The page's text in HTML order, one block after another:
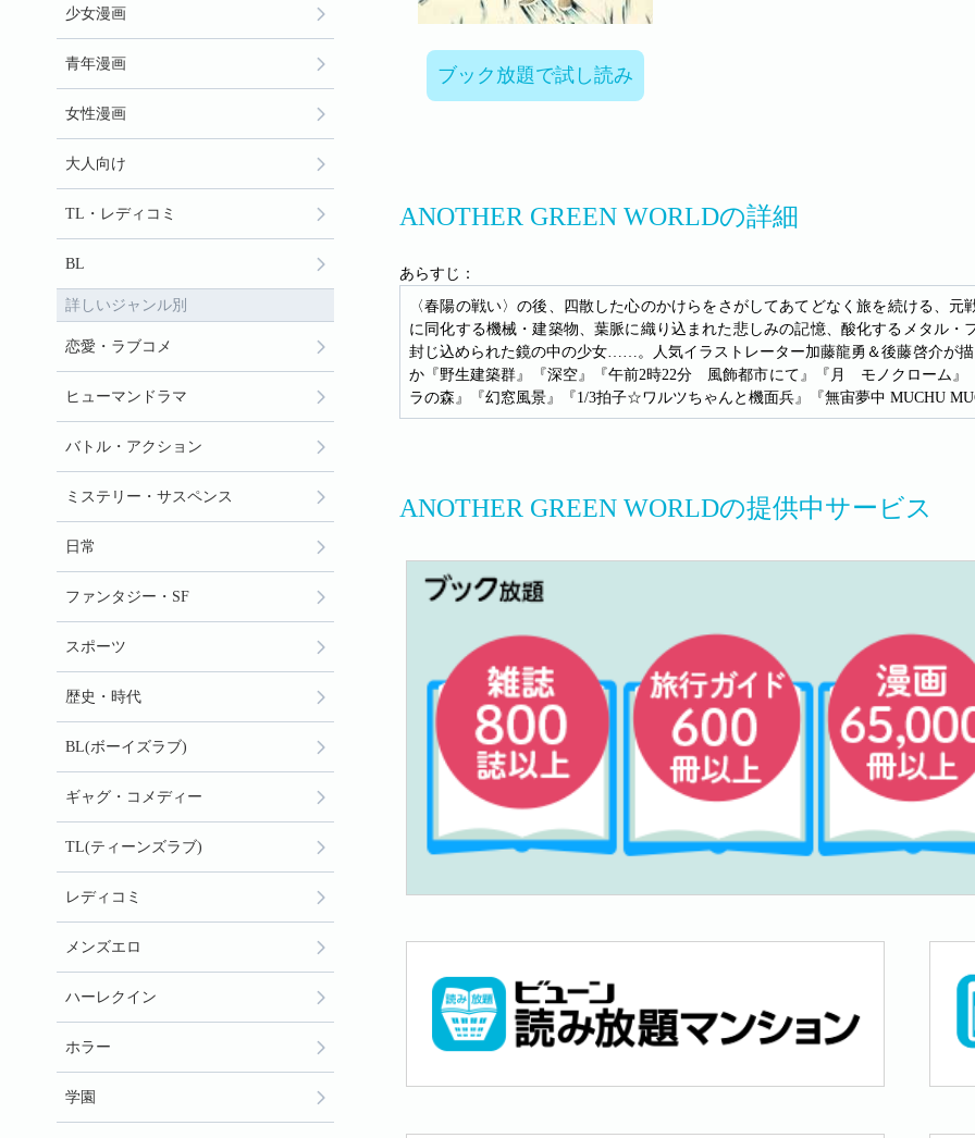
ブック放題で試し読み
ANOTHER GREEN WORLDの詳細
あらすじ：
〈春陽の戦い〉の後、四散した心のかけらをさがしてあてどなく旅を続ける、
に同化する機械・建築物、葉脈に織り込まれた悲しみの記憶、酸化するメタル
封じ込められた鏡の中の少女……。人気イラストレーター加藤龍勇＆後藤啓介が
か『野生建築群』『深空』『午前2時22分 風飾都市にて』『月 モノクローム』
ラの森』『幻窓風景』『1/3拍子☆ワルツちゃんと機面兵』『無宙夢中 MUCHU
ANOTHER GREEN WORLDの提供中サービス
少女漫画
青年漫画
女性漫画
大人向け
TL・レディコミ
BL
詳しいジャンル別
恋愛・ラブコメ
ヒューマンドラマ
バトル・アクション
ミステリー・サスペンス
日常
ファンタジー・SF
スポーツ
歴史・時代
BL(ボーイズラブ)
ギャグ・コメディー
TL(ティーンズラブ)
レディコミ
メンズエロ
ハーレクイン
ホラー
学園